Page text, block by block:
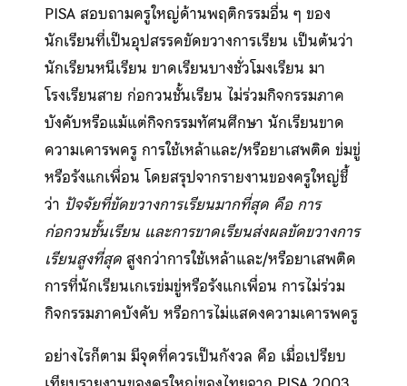
PISA สอบถามครูใหญ่ด้านพฤติกรรมอื่น ๆ ของ
นักเรียนที่เป็นอุปสรรคขัดขวางการเรียน เป็นต้นว่า
นักเรียนหนีเรียน ขาดเรียนบางชั่วโมงเรียน มา
โรงเรียนสาย ก่อกวนชั้นเรียน ไม่ร่วมกิจกรรมภาค
บังคับหรือแม้แต่กิจกรรมทัศนศึกษา นักเรียนขาด
ความเคารพครู การใช้เหล้าและ/หรือยาเสพติด ข่มขู่
หรือรังแกเพื่อน โดยสรุปจากรายงานของครูใหญ่ชี้
ว่า ปัจจัยที่ขัดขวางการเรียนมากที่สุด คือ การ
ก่อกวนชั้นเรียน และการขาดเรียนส่งผลขัดขวางการ
เรียนสูงที่สุดสูงกว่าการใช้เหล้าและ/หรือยาเสพติด
การที่นักเรียนเกเรข่มขู่หรือรังแกเพื่อน การไม่ร่วม
กิจกรรมภาคบังคับ หรือการไม่แสดงความเคารพครู
อย่างไรก็ตาม มีจุดที่ควรเป็นกังวล คือ เมื่อเปรียบ